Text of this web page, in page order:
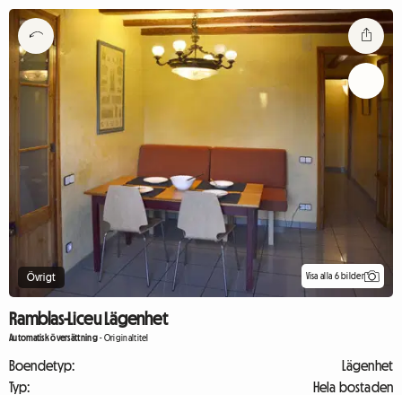
Övrigt Visa alla 6 bilder
Ramblas-Liceu Lägenhet
Automatisk översättning-Originaltitel
Boendetyp:
Lägenhet
Typ:
Hela bostaden